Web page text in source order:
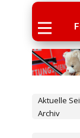
Aktuelle
Archiv